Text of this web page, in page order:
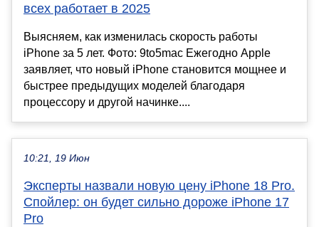
всех работает в 2025
Выясняем, как изменилась скорость работы
iPhone за 5 лет. Фото: 9to5mac Ежегодно Apple
заявляет, что новый iPhone становится мощнее и
быстрее предыдущих моделей благодаря
процессору и другой начинке....
10:21, 19 Июн
Эксперты назвали новую цену iPhone 18 Pro.
Спойлер: он будет сильно дороже iPhone 17
Pro